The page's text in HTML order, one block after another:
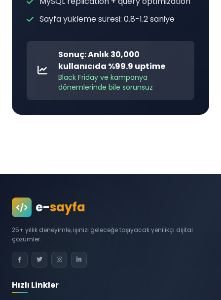
Sayfa yükleme süresi: 0.8-1.2 saniye
Sonuç: Anlık 30,000
kullanıcıda %99.9 uptime
Black Friday ve kampanya
dönemlerinde bile sorunsuz
e-sayfa
25+ yıllık deneyimle, işinizi geleceğe taşıyacak yenilikçi dijital
çözümler.
Hızlı Linkler